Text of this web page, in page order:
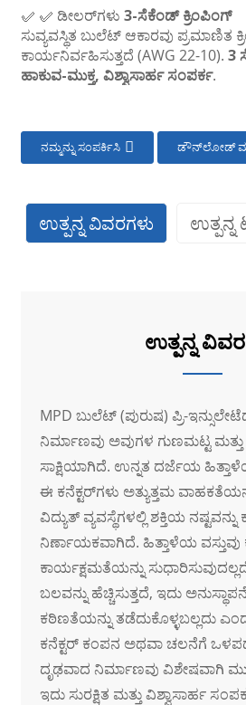
✅ ✅ ಡೀಲರ್‌ಗಳು 3-ಸೆಕೆಂಡ್ ಕ್ರಿಂಪಿಂಗ್
ಸುವ್ಯವಸ್ಥಿತ ಬುಲೆಟ್ ಆಕಾರವು ಪ್ರಮಾಣಿತ
ಕಾರ್ಯನಿರ್ವಹಿಸುತ್ತದೆ (AWG 22-10). 3
ಹಾಕುವ-ಮುಕ್ತ, ವಿಶ್ವಾಸಾರ್ಹ ಸಂಪರ್ಕ.
ನಮ್ಮನ್ನು ಸಂಪರ್ಕಿಸಿ ಡೌನ್‌ಲೋಡ್
ಉತ್ಪನ್ನ ವಿವರಗಳು ಉತ್ಪನ್ನ
ಉತ್ಪನ್ನ
MPD ಬುಲೆಟ್ (ಪುರುಷ) ಪ್ರಿ-
ನಿರ್ಮಾಣವು ಅವುಗಳ ಗುಣಮಟ್ಟ
ಸಾಕ್ಷಿಯಾಗಿದೆ. ಉನ್ನತ ದರ್ಜೆಯ
ಈ ಕನೆಕ್ಟರ್‌ಗಳು ಅತ್ಯುತ್ತಮ
ವಿದ್ಯುತ್ ವ್ಯವಸ್ಥೆಗಳಲ್ಲಿ ಶಕ್ತಿಯ
ನಿರ್ಣಾಯಕವಾಗಿದೆ. ಹಿತ್ತಾಳೆಯ ವಸ್ತುವು
ಕಾರ್ಯಕ್ಷಮತೆಯನ್ನು
ಬಲವನ್ನು ಹೆಚ್ಚಿಸುತ್ತದೆ, ಇದು
ಕಠಿಣತೆಯನ್ನು ತಡೆದುಕೊಳ್ಳಬಲ್ಲದು
ಕನೆಕ್ಟರ್ ಕಂಪನ ಅಥವಾ ಚಲನೆಗೆ
ದೃಢವಾದ ನಿರ್ಮಾಣವು ವಿಶೇಷವಾಗಿ
ಇದು ಸುರಕ್ಷಿತ ಮತ್ತು ವಿಶ್ವಾಸಾರ್ಹ